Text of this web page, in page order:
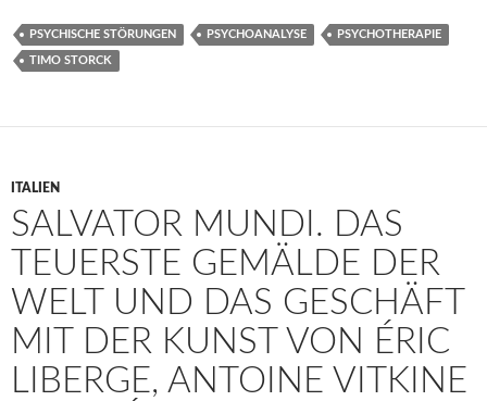
PSYCHISCHE STÖRUNGEN PSYCHOANALYSE PSYCHOTHERAPIE
TIMO STORCK
ITALIEN
SALVATOR MUNDI. DAS
TEUERSTE GEMÄLDE DER
WELT UND DAS GESCHÄFT
MIT DER KUNST VON ÉRIC
LIBERGE, ANTOINE VITKINE